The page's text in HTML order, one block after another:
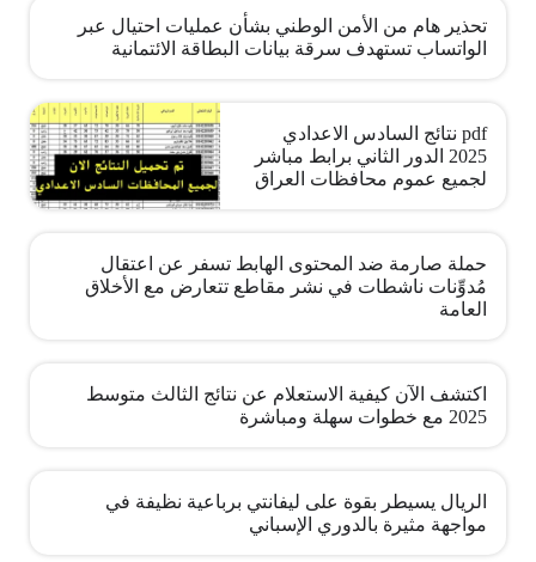
تحذير هام من الأمن الوطني بشأن عمليات احتيال عبر
الواتساب تستهدف سرقة بيانات البطاقة الائتمانية
pdf نتائج السادس الاعدادي
2025 الدور الثاني برابط مباشر
لجميع عموم محافظات العراق
حملة صارمة ضد المحتوى الهابط تسفر عن اعتقال
مُدوِّنات ناشطات في نشر مقاطع تتعارض مع الأخلاق
العامة
اكتشف الآن كيفية الاستعلام عن نتائج الثالث متوسط
2025 مع خطوات سهلة ومباشرة
الريال يسيطر بقوة على ليفانتي برباعية نظيفة في
مواجهة مثيرة بالدوري الإسباني